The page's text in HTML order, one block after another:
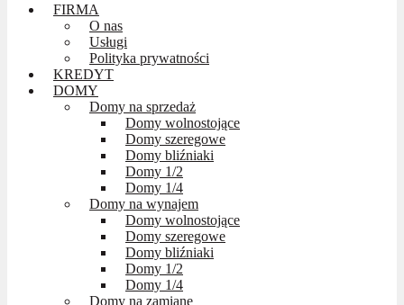
FIRMA
O nas
Usługi
Polityka prywatności
KREDYT
DOMY
Domy na sprzedaż
Domy wolnostojące
Domy szeregowe
Domy bliźniaki
Domy 1/2
Domy 1/4
Domy na wynajem
Domy wolnostojące
Domy szeregowe
Domy bliźniaki
Domy 1/2
Domy 1/4
Domy na zamianę